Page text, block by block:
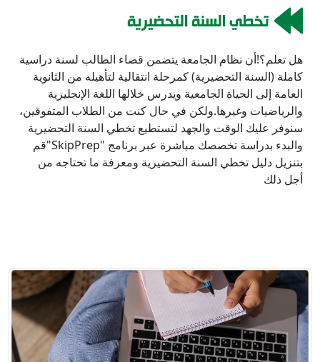
تخطي السنة التحضيرية
هل تعلم؟!أن نظام الجامعة يتضمن قضاء الطالب لسنة دراسية
كاملة (السنة التحضيرية) كمرحلة انتقالية لتأهيله من الثانوية
العامة إلى الحياة الجامعية ويدرس خلالها اللغة الإنجليزية
والرياضيات وغيرها.ولكن في حال كنت من الطلاب المتفوقين،
سنوفر عليك الوقت والجهد لتستطيع تخطي السنة التحضيرية
والبدء بدراسة تخصصك مباشرة عبر برنامج "SkipPrep"قم
بتنزيل دليل تخطي السنة التحضيرية ومعرفة ما تحتاجه من
أجل ذلك